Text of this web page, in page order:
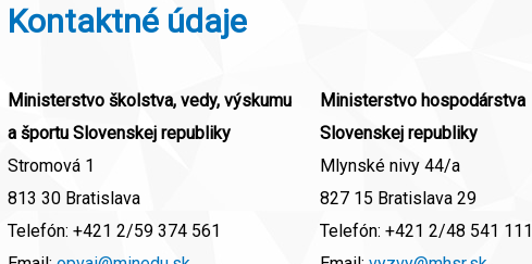
Kontaktné údaje
Ministerstvo školstva, vedy, výskumu
a športu Slovenskej republiky
Stromová 1
813 30 Bratislava
Telefón: +421 2/59 374 561
Ministerstvo hospodárstva
Slovenskej republiky
Mlynské nivy 44/a
827 15 Bratislava 29
Telefón: +421 2/48 541 111